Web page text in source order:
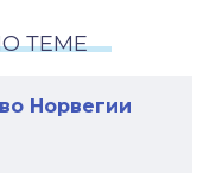
ТЕМЕ
Норвегии